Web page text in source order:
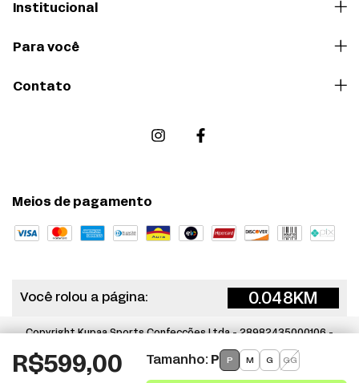
R$599,00 Tamanho: P P M G GG
Institucional
Para você
Contato
Meios de pagamento
Você rolou a página: 0.048 KM
Copyright Kupaa Sports Confecções Ltda - 28982435000106 -